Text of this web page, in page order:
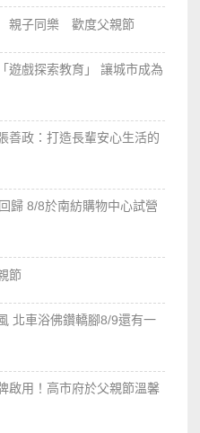
親子同樂 歡度父親節
遊戲探索教育」 讓城市成為
政：打造長輩安心生活的
歸 8/8於南紡購物中心試營
節
北車浴佛鑽轎腳8/9還有一
啟用！高市府於父親節溫馨